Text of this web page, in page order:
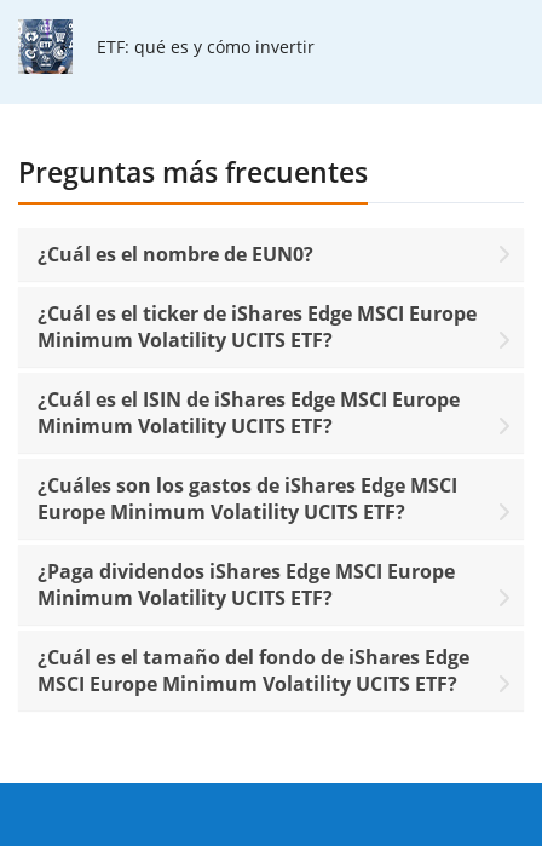
ETF: qué es y cómo invertir
Preguntas más frecuentes
¿Cuál es el nombre de EUN0?
¿Cuál es el ticker de iShares Edge MSCI Europe
Minimum Volatility UCITS ETF?
¿Cuál es el ISIN de iShares Edge MSCI Europe
Minimum Volatility UCITS ETF?
¿Cuáles son los gastos de iShares Edge MSCI
Europe Minimum Volatility UCITS ETF?
¿Paga dividendos iShares Edge MSCI Europe
Minimum Volatility UCITS ETF?
¿Cuál es el tamaño del fondo de iShares Edge
MSCI Europe Minimum Volatility UCITS ETF?